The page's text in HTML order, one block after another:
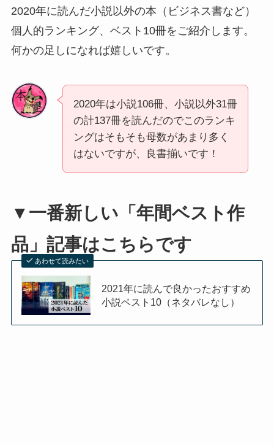
2020年に読んだ小説以外の本（ビジネス書など）
個人的ランキング、ベスト10冊をご紹介します。
何かの足しになれば嬉しいです。
2020年は小説106冊、小説以外31冊
の計137冊を読んだのでこのランキ
ングはそもそも母数があまり多く
はないですが、良書揃いです！
▼一番新しい「年間ベスト作
品」記事はこちらです
あわせて読みたい
2021年に読んで良かったおすすめ
小説ベスト10（ネタバレなし）